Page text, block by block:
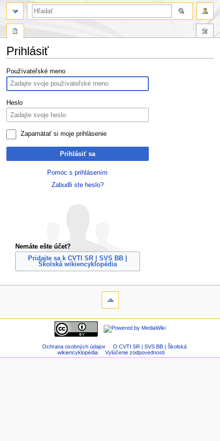
Prihlásiť
Skočit
na
navigaci
Skočit
na
vyhledávání
Používateľské meno
Heslo
Zapamätať si moje prihlásenie
Prihlásiť sa
Pomoc s prihlásením
Zabudli ste heslo?
Nemáte ešte účet?
Pridajte sa k CVTI SR | SVS BB |
Školská wikiencyklopédia
Ochrana osobných údajov
O CVTI SR | SVS BB | Školská
wikiencyklopédia
Vylúčenie zodpovednosti